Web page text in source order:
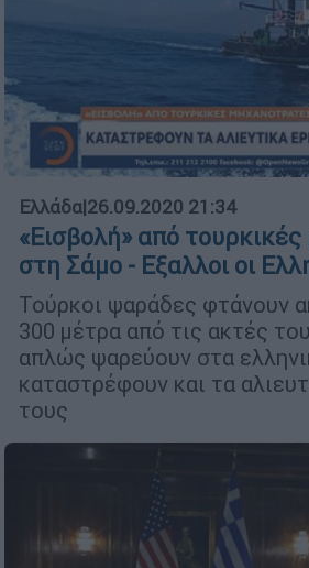
Ελλάδα|26.09.2020 21:34
«Εισβολή» από
στη Σάμο - Εξαλλοι οι
Τούρκοι ψαράδες φτάνουν
300 μέτρα από τις ακτές
απλώς ψαρεύουν στα
καταστρέφουν και τα
τους